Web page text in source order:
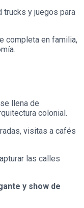
trucks y juegos para
completa en familia,
llena de
colonial.
visitas a cafés
las calles
y show de